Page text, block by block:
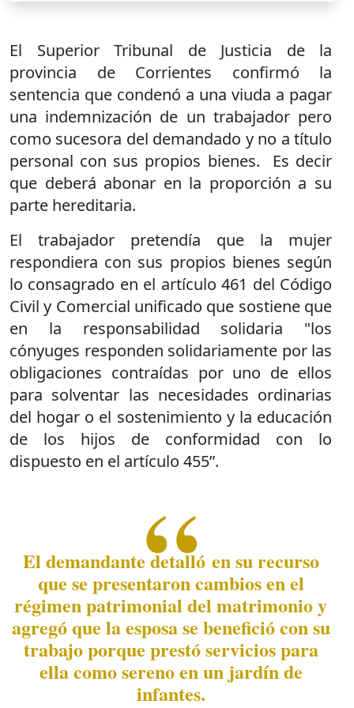
El Superior Tribunal de Justicia de la
provincia de Corrientes confirmó la
sentencia que condenó a una viuda a pagar
una indemnización de un trabajador pero
como sucesora del demandado y no a título
personal con sus propios bienes. Es decir
que deberá abonar en la proporción a su
parte hereditaria.
El trabajador pretendía que la mujer
respondiera con sus propios bienes según
lo consagrado en el artículo 461 del Código
Civil y Comercial unificado que sostiene que
en la responsabilidad solidaria "los
cónyuges responden solidariamente por las
obligaciones contraídas por uno de ellos
para solventar las necesidades ordinarias
del hogar o el sostenimiento y la educación
de los hijos de conformidad con lo
dispuesto en el artículo 455”.
El demandante detalló en su recurso
que se presentaron cambios en el
régimen patrimonial del matrimonio y
agregó que la esposa se benefició con su
trabajo porque prestó servicios para
ella como sereno en un jardín de
infantes.